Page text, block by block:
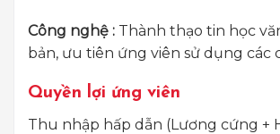
Công nghệ : Thành thạo tin học
bản, ưu tiên ứng viên sử dụng các
Quyền lợi ứng viên
Thu nhập hấp dẫn (Lương cứng +